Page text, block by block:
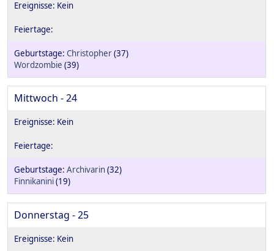
Christopher(37)
Wordzombie (39)
Mittwoch - 24
Archivarin(32)
Finnikanini(19)
Donnerstag - 25